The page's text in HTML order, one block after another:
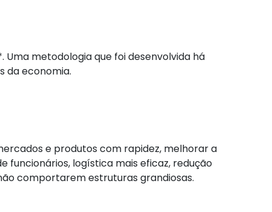
metodologia que foi desenvolvida há
da economia.
e produtos com rapidez, melhorar a
funcionários, logística mais eficaz, redução
comportarem estruturas grandiosas.